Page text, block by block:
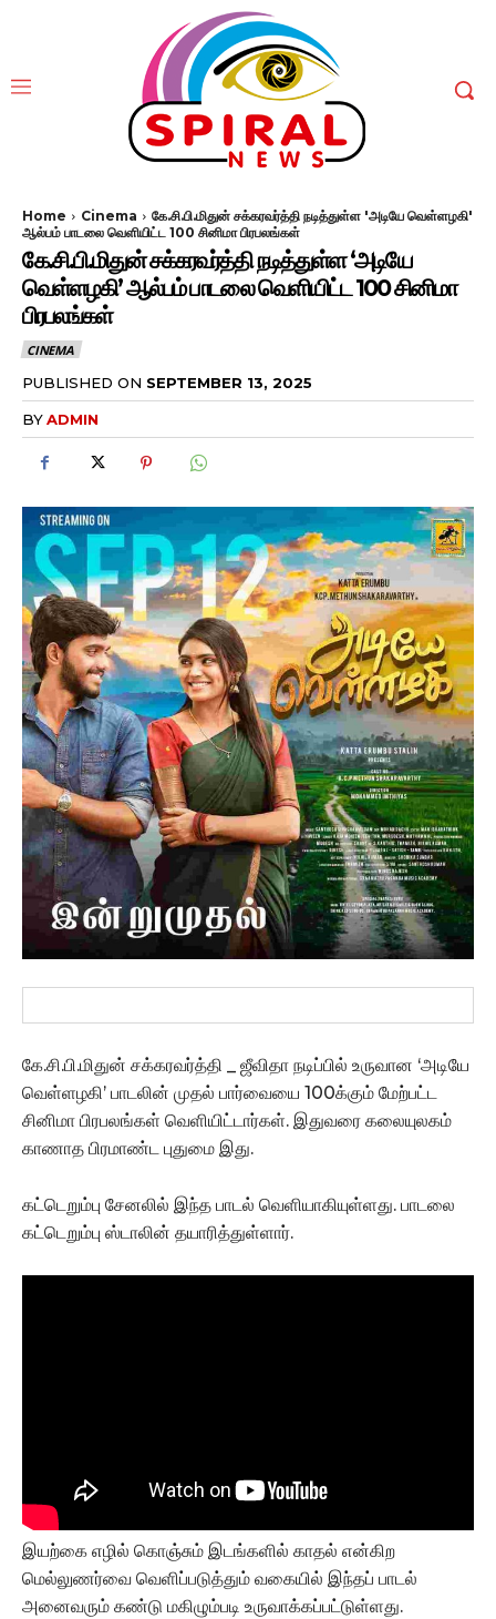
Home Cinema
கே.சி.பி.மிதுன் சக்கரவர்த்தி நடித்துள்ள 'அடியே வெள்ளழகி'
ஆல்பம் பாடலை வெளியிட்ட 100 சினிமா பிரபலங்கள்
கே.சி.பி.மிதுன் சக்கரவர்த்தி நடித்துள்ள ‘அடியே
வெள்ளழகி’ ஆல்பம் பாடலை வெளியிட்ட 100 சினிமா
பிரபலங்கள்
CINEMA
PUBLISHED ON SEPTEMBER 13, 2025
BYADMIN
கே.சி.பி.மிதுன் சக்கரவர்த்தி _ ஜீவிதா நடிப்பில் உருவான ‘அடியே
வெள்ளழகி’ பாடலின் முதல் பார்வையை 100க்கும் மேற்பட்ட
சினிமா பிரபலங்கள் வெளியிட்டார்கள். இதுவரை கலையுலகம்
காணாத பிரமாண்ட புதுமை இது.
கட்டெறும்பு சேனலில் இந்த பாடல் வெளியாகியுள்ளது. பாடலை
கட்டெறும்பு ஸ்டாலின் தயாரித்துள்ளார்.
இயற்கை எழில் கொஞ்சும் இடங்களில் காதல் என்கிற
மெல்லுணர்வை வெளிப்படுத்தும் வகையில் இந்தப் பாடல்
அனைவரும் கண்டு மகிழும்படி உருவாக்கப்பட்டுள்ளது.